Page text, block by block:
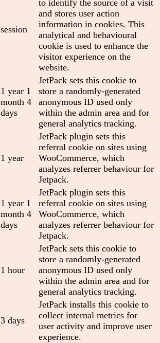
session
to identify the source of a visit
and stores user action
information in cookies. This
analytical and behavioural
cookie is used to enhance the
visitor experience on the
website.
1 year 1
month 4
days
JetPack sets this cookie to
store a randomly-generated
anonymous ID used only
within the admin area and for
general analytics tracking.
1 year
JetPack plugin sets this
referral cookie on sites using
WooCommerce, which
analyzes referrer behaviour for
Jetpack.
1 year 1
month 4
days
JetPack plugin sets this
referral cookie on sites using
WooCommerce, which
analyzes referrer behaviour for
Jetpack.
1 hour
JetPack sets this cookie to
store a randomly-generated
anonymous ID used only
within the admin area and for
general analytics tracking.
3 days
JetPack installs this cookie to
collect internal metrics for
user activity and improve user
experience.